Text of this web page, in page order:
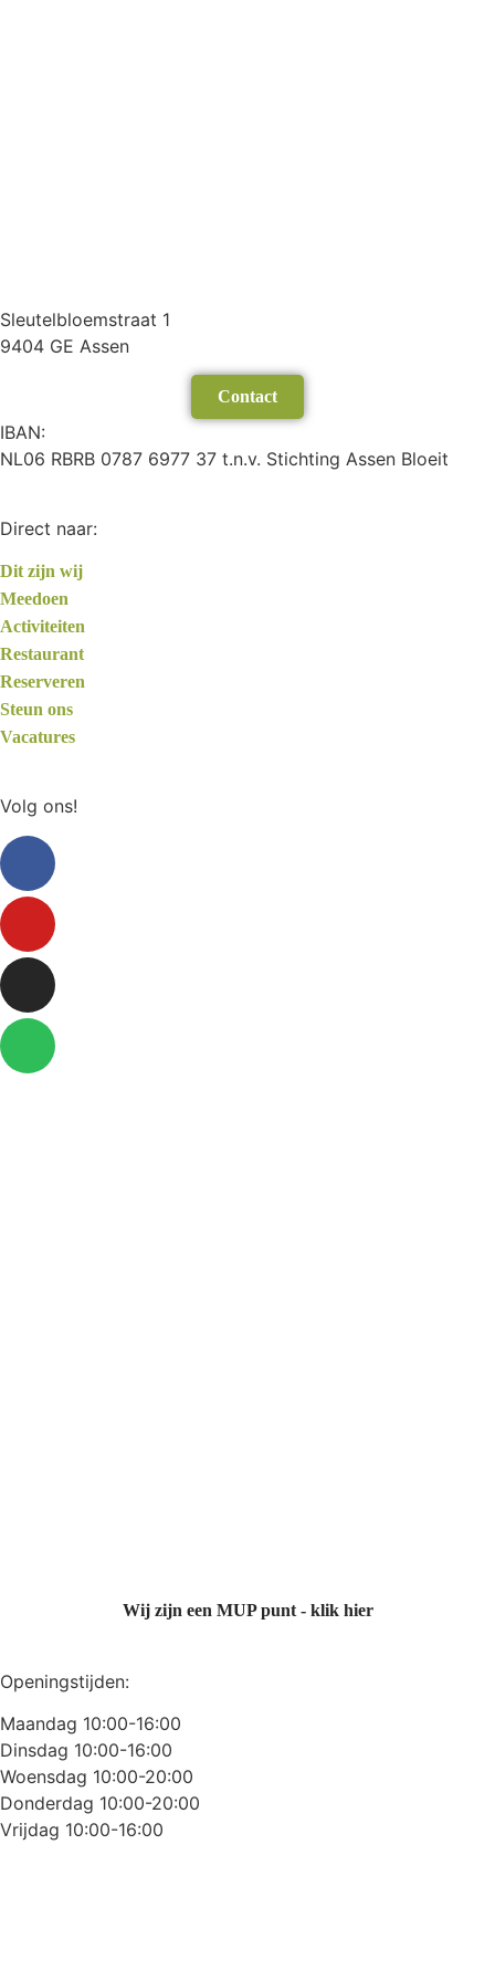
Sleutelbloemstraat 1
9404 GE Assen
Contact
IBAN:
NL06 RBRB 0787 6977 37 t.n.v. Stichting Assen Bloeit
Direct naar:
Dit zijn wij
Meedoen
Activiteiten
Restaurant
Reserveren
Steun ons
Vacatures
Volg ons!
Wij zijn een MUP punt - klik hier
Openingstijden:
Maandag 10:00-16:00
Dinsdag 10:00-16:00
Woensdag 10:00-20:00
Donderdag 10:00-20:00
Vrijdag 10:00-16:00